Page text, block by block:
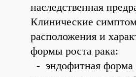
наследственная
Клинические
расположения и
формы роста рака:
- эндофитная форма